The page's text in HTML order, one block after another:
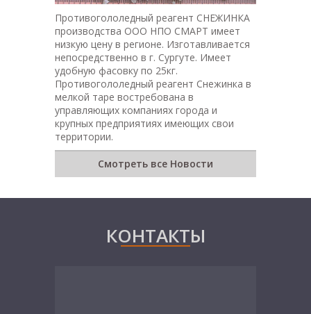
Противогололедный реагент СНЕЖИНКА
производства ООО НПО СМАРТ имеет
низкую цену в регионе. Изготавливается
непосредственно в г. Сургуте. Имеет
удобную фасовку по 25кг.
Противогололедный реагент Снежинка в
мелкой таре востребована в
управляющих компаниях города и
крупных предприятиях имеющих свои
территории.
Смотреть все Новости
КОНТАКТЫ